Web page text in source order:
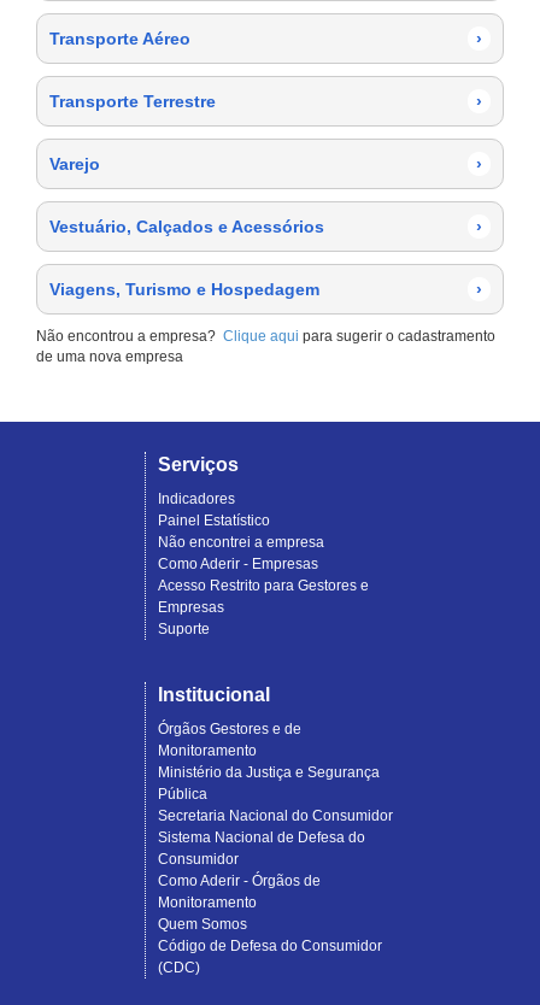
Transporte Aéreo ›
Transporte Terrestre ›
Varejo ›
Vestuário, Calçados e Acessórios ›
Viagens, Turismo e Hospedagem ›
Não encontrou a empresa? Clique aqui para sugerir o cadastramento
de uma nova empresa
Serviços
Indicadores
Painel Estatístico
Não encontrei a empresa
Como Aderir - Empresas
Acesso Restrito para Gestores e
Empresas
Suporte
Institucional
Órgãos Gestores e de
Monitoramento
Ministério da Justiça e Segurança
Pública
Secretaria Nacional do Consumidor
Sistema Nacional de Defesa do
Consumidor
Como Aderir - Órgãos de
Monitoramento
Quem Somos
Código de Defesa do Consumidor
(CDC)